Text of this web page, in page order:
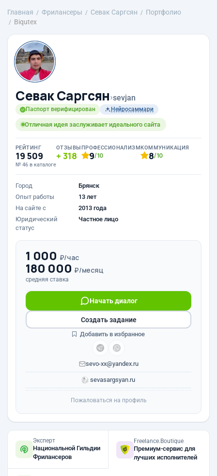
Главная Фрилансеры Севак Саргсян
Портфолио
Biqutex
Севак Саргсян›sevjan
Паспорт верифицирован Нейросаммари
Отличная идея заслуживает идеального сайта
РЕЙТИНГ
19 509
№ 46 в каталоге
ОТЗЫВЫ
318
ПРОФЕССИОНАЛИЗМ
9/10
КОММУНИКАЦИЯ
8/10
Город
Брянск
Опыт работы
13 лет
На сайте с
2013 года
Юридический
статус
Частное лицо
1 000 ₽/час
180 000 ₽/месяц
средняя ставка
Начать диалог
sevo-xx@yandex.ru
sevasargsyan.ru
Создать задание
Добавить в избранное
Пожаловаться на профиль
Эксперт
Национальной Гильдии
Фрилансеров
Freelance.Boutique
Премиум-сервис для
лучших исполнителей